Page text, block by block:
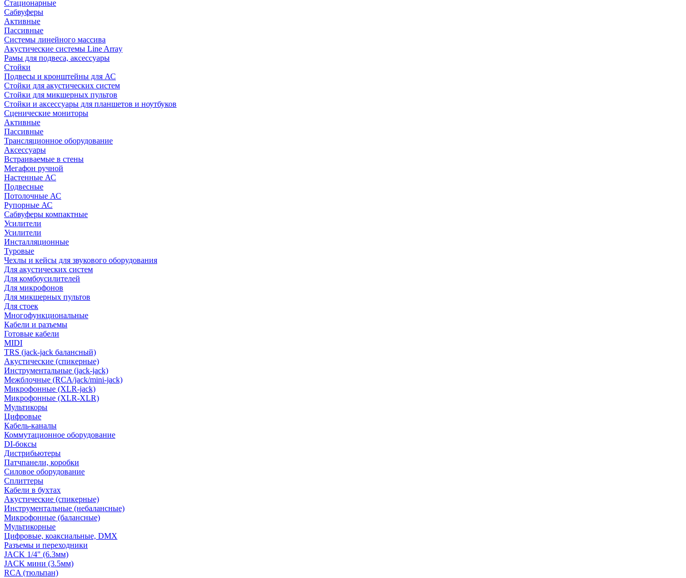
Стационарные
Сабвуферы
Активные
Пассивные
Системы линейного массива
Акустические системы Line Array
Рамы для подвеса, аксессуары
Стойки
Подвесы и кронштейны для АС
Стойки для акустических систем
Стойки для микшерных пультов
Стойки и аксессуары для планшетов и ноутбуков
Сценические мониторы
Активные
Пассивные
Трансляционное оборудование
Аксессуары
Встраиваемые в стены
Мегафон ручной
Настенные АС
Подвесные
Потолочные АС
Рупорные АС
Сабвуферы компактные
Усилители
Усилители
Инсталляционные
Туровые
Чехлы и кейсы для звукового оборудования
Для акустических систем
Для комбоусилителей
Для микрофонов
Для микшерных пультов
Для стоек
Многофункциональные
Кабели и разъемы
Готовые кабели
MIDI
TRS (jack-jack балансный)
Акустические (спикерные)
Инструментальные (jack-jack)
Межблочные (RCA/jack/mini-jack)
Микрофонные (XLR-jack)
Микрофонные (XLR-XLR)
Мультикоры
Цифровые
Кабель-каналы
Коммутационное оборудование
DI-боксы
Дистрибьютеры
Патчпанели, коробки
Силовое оборудование
Сплиттеры
Кабели в бухтах
Акустические (спикерные)
Инструментальные (небалансные)
Микрофонные (балансные)
Мультикорные
Цифровые, коаксиальные, DMX
Разъемы и переходники
JACK 1/4" (6.3мм)
JACK мини (3.5мм)
RCA (тюльпан)